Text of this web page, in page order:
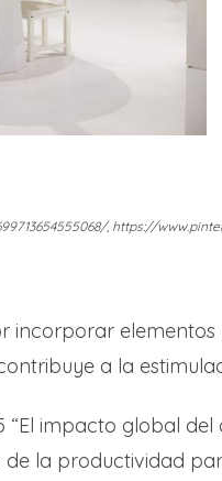
, https://
elementos
a la
“El impacto global
la productividad